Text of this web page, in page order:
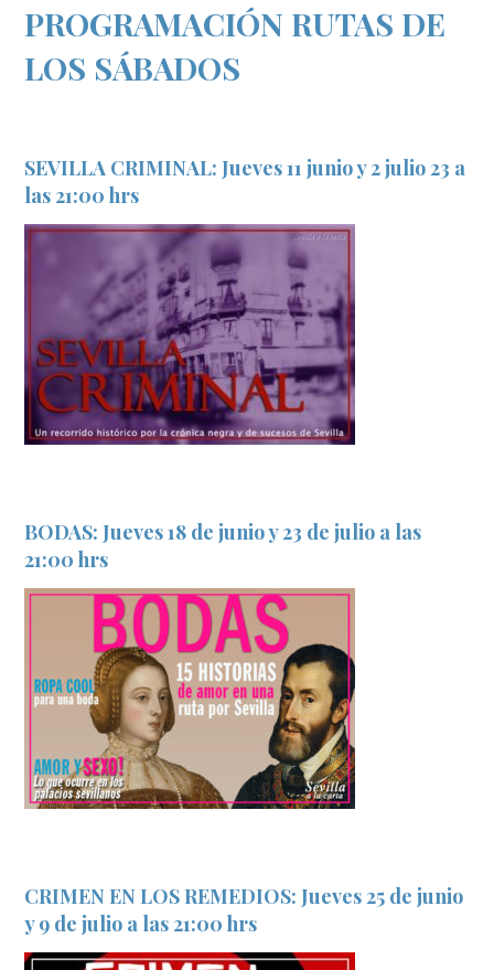
PROGRAMACIÓN RUTAS DE
LOS SÁBADOS
SEVILLA CRIMINAL: Jueves 11 junio y 2 julio 23 a
las 21:00 hrs
BODAS: Jueves 18 de junio y 23 de julio a las
21:00 hrs
CRIMEN EN LOS REMEDIOS: Jueves 25 de junio
y 9 de julio a las 21:00 hrs